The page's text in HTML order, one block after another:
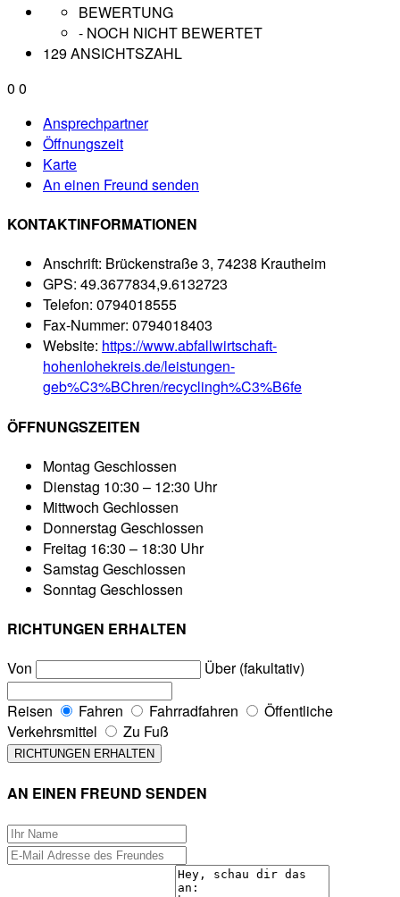
BEWERTUNG
- NOCH NICHT BEWERTET
129 ANSICHTSZAHL
0 0
Ansprechpartner
Öffnungszeit
Karte
An einen Freund senden
KONTAKTINFORMATIONEN
Anschrift: Brückenstraße 3, 74238 Krautheim
GPS: 49.3677834,9.6132723
Telefon: 0794018555
Fax-Nummer: 0794018403
Website: https://www.abfallwirtschaft-
hohenlohekreis.de/leistungen-
geb%C3%BChren/recyclingh%C3%B6fe
ÖFFNUNGSZEITEN
Montag Geschlossen
Dienstag 10:30 – 12:30 Uhr
Mittwoch Gechlossen
Donnerstag Geschlossen
Freitag 16:30 – 18:30 Uhr
Samstag Geschlossen
Sonntag Geschlossen
RICHTUNGEN ERHALTEN
Von
Über (fakultativ)
Reisen Fahren Fahrradfahren
Öffentliche
Verkehrsmittel
Zu Fuß
AN EINEN FREUND SENDEN